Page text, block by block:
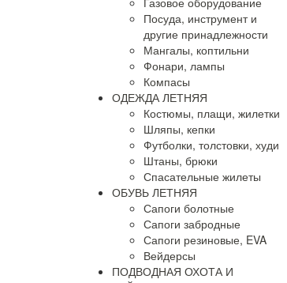
Посуда, инструмент и
другие принадлежности
Мангалы, коптильни
Фонари, лампы
Компасы
ОДЕЖДА ЛЕТНЯЯ
Костюмы, плащи, жилетки
Шляпы, кепки
Футболки, толстовки, худи
Штаны, брюки
Спасательные жилеты
ОБУВЬ ЛЕТНЯЯ
Сапоги болотные
Сапоги забродные
Сапоги резиновые, EVA
Вейдерсы
ПОДВОДНАЯ ОХОТА И